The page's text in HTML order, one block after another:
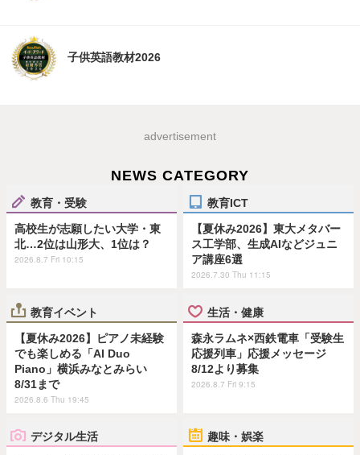
子供英語教材2026
advertisement
NEWS CATEGORY
教育・受験
高校生が志願したい大学・東
北…2位は山形大、1位は？
2026.8.7 Fri 10:15
教育ICT
【夏休み2026】東大メタバー
ス工学部、生成AIなどジュニ
ア講座6選
2026.7.30 Thu 11:15
教育イベント
【夏休み2026】ピアノ未経験
でも楽しめる「AI Duo
Piano」横浜みなとみらい
8/31まで
2026.8.6 Thu 19:45
生活・健康
森永ラムネ×西鉄電車「受験生
応援列車」応援メッセージ
8/12より募集
2026.8.7 Fri 9:15
デジタル生活 趣味・娯楽